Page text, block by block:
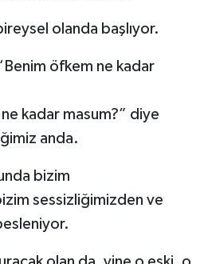
olanda başlıyor.
öfkem ne kadar
ne kadar masum?” diye
anda.
bizim
sessizliğimizden ve